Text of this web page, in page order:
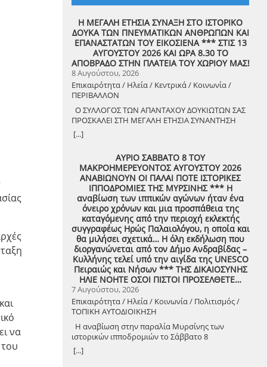
να
Η ΜΕΓΑΛΗ ΕΤΗΣΙΑ ΣΥΝΑΞΗ ΣΤΟ ΙΣΤΟΡΙΚΟ
ΔΟΥΚΑ ΤΩΝ ΠΝΕΥΜΑΤΙΚΩΝ ΑΝΘΡΩΠΩΝ ΚΑΙ
ΕΠΑΝΑΣΤΑΤΩΝ ΤΟΥ ΕΙΚΟΣΙΕΝΑ *** ΣΤΙΣ 13
ΑΥΓΟΥΣΤΟΥ 2026 ΚΑΙ ΩΡΑ 8.30 ΤΟ
ΑΠΟΒΡΑΔΟ ΣΤΗΝ ΠΛΑΤΕΙΑ ΤΟΥ ΧΩΡΙΟΥ ΜΑΣ!
8 Αυγούστου, 2026
Επικαιρότητα / Ηλεία / Κεντρικά / Κοινωνία /
ΠΕΡΙΒΑΛΛΟΝ
Ο ΣΥΛΛΟΓΟΣ ΤΩΝ ΑΠΑΝΤΑΧΟΥ ΔΟΥΚΙΩΤΩΝ ΣΑΣ
ΠΡΟΣΚΑΛΕΙ ΣΤΗ ΜΕΓΑΛΗ ΕΤΗΣΙΑ ΣΥΝΑΝΤΗΣΗ
ΤΩΝ ΣΥΜΠΑΤΡΙΩΤΩΝ ΣΤΟ ΔΟΥΚΑ ΤΟ ΑΘΑΝΑΤΟ!
Μεγάλη η χαρά η δική μας για το ριζιμιό μας και
με το σπαθί στο χέρι στο Πούσι τους
Τουρκαλβανούς και είχε και μπαρουτόμυλο για
τα κανόνια του αγώνα! ΦΩΤΟΓΡΑΦΙΕΣ ΚΑΙ
ΠΡΟΣΚΛΗΣΗ ΓΙΑ ΤΟ ΣΥΝΑΠΑΝΤΗΜΑ (Πατήστε
πάνω στο σύνδεσμο για να ανοίξει το αρχείο) Ο
Σύλλογος των απανταχού Δουκιωτών σάς
προσκαλεί στην εκδήλωση που θα
πραγματοποιηθεί στο χωριό μας, το ΔΟΥΚΑ, σε
συνδιοργάνωση με τον Δήμο Αρχαίας Ολυμπίας,
στις 13 Αυγούστου, ημέρα Πέμπτη και ώρα 8:30
μ.μ., στην πλατεία του χωριού με θέμα: «Άυλη
πολιτιστική κληρονομιά: Eκφράσεις, Δράσεις
Διαφύλαξης και Προοπτικές στην Ηλεία»
Oμιλητές: – Διομήδης Τόλιος, Διεύθυνση
Νεότερης Πολιτιστικής Κληρονομιάς ΥΠΠΟ-
Σύλλογος Διβριωτών Αθήνας – Γωγώ
Κανελλοπούλου, εκπαιδευτικός – Νίκος
Σιάκκουλης, Πρόεδρος eco action Νεμούτας Θα
ακολουθήσoυν χοροί της Ηλείας από το Λύκειο
Ελληνίδων Πύργου Η είσοδος για την πολιτιστική
[...]
ΑΥΡΙΟ ΣΑΒΒΑΤΟ 8 ΤΟΥ
ΜΑΚΡΟΗΜΕΡΕΥΟΝΤΟΣ ΑΥΓΟΥΣΤΟΥ 2026
ΑΝΑΒΙΩΝΟΥΝ ΟΙ ΠΑΛΑΙ ΠΟΤΕ ΙΣΤΟΡΙΚΕΣ
ΙΠΠΟΔΡΟΜΙΕΣ ΤΗΣ ΜΥΡΣΙΝΗΣ *** Η
αναβίωση των ιππικών αγώνων ήταν ένα
όνειρο χρόνων και μια προσπάθεια της
καταγόμενης από την περιοχή εκλεκτής
συγγραφέως Ηρώς Παλαιολόγου, η οποία και
θα μιλήσει σχετικά… Η όλη εκδήλωση που
διοργανώνεται από τον Δήμο Ανδραβίδας –
Κυλλήνης τελεί υπό την αιγίδα της UNESCO
Πειραιώς και Νήσων *** ΤΗΣ ΔΙΚΑΙΟΣΥΝΗΣ
ΗΛΙΕ ΝΟΗΤΕ ΟΣΟΙ ΠΙΣΤΟΙ ΠΡΟΣΕΛΘΕΤΕ…
7 Αυγούστου, 2026
Επικαιρότητα / Ηλεία / Κοινωνία / Πολιτισμός /
ΤΟΠΙΚΗ ΑΥΤΟΔΙΟΙΚΗΣΗ
Η αναβίωση στην παραλία Μυρσίνης των
ιστορικών ιπποδρομιών το Σάββατο 8
Αυγούστου 2026
[...]